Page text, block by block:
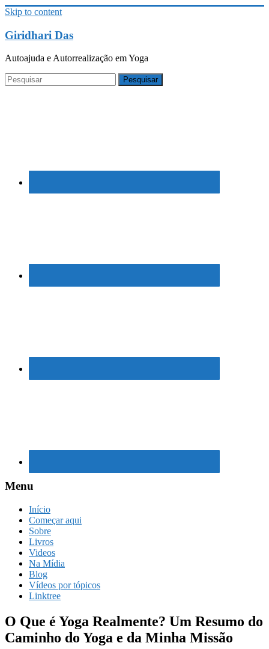
Skip to content
Giridhari Das
Autoajuda e Autorrealização em Yoga
Menu
Início
Começar aqui
Sobre
Livros
Videos
Na Mídia
Blog
Vídeos por tópicos
Linktree
O Que é Yoga Realmente? Um Resumo do
Caminho do Yoga e da Minha Missão